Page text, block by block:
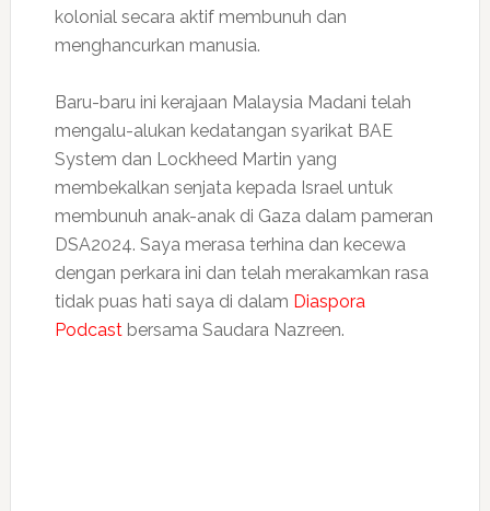
kolonial secara aktif membunuh dan
menghancurkan manusia.
Baru-baru ini kerajaan Malaysia Madani telah
mengalu-alukan kedatangan syarikat BAE
System dan Lockheed Martin yang
membekalkan senjata kepada Israel untuk
membunuh anak-anak di Gaza dalam pameran
DSA2024. Saya merasa terhina dan kecewa
dengan perkara ini dan telah merakamkan rasa
tidak puas hati saya di dalam Diaspora
Podcastbersama Saudara Nazreen.